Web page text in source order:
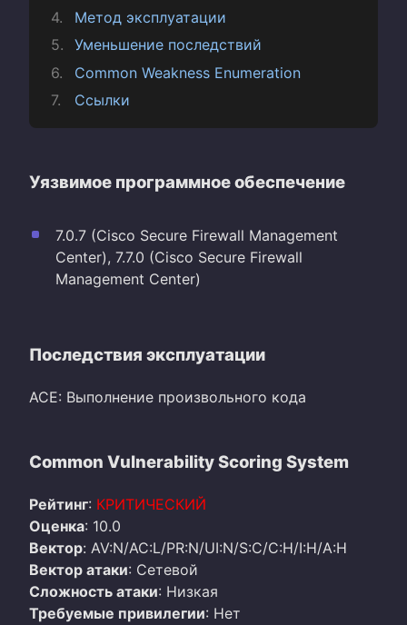
Метод эксплуатации
Уменьшение последствий
Common Weakness Enumeration
Ссылки
Уязвимое программное обеспечение
7.0.7 (Cisco Secure Firewall Management
Center), 7.7.0 (Cisco Secure Firewall
Management Center)
Последствия эксплуатации
ACE: Выполнение произвольного кода
Common Vulnerability Scoring System
Рейтинг: КРИТИЧЕСКИЙ
Оценка: 10.0
Вектор: AV:N/AC:L/PR:N/UI:N/S:C/C:H/I:H/A:H
Вектор атаки: Сетевой
Сложность атаки: Низкая
Требуемые привилегии: Нет